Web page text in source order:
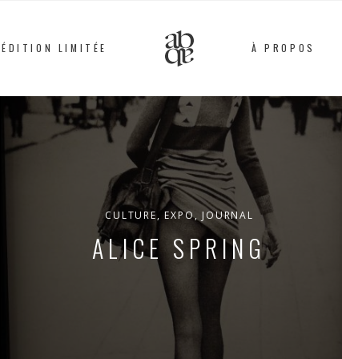
ALIX
B.
D'ANTHENAY
ÉDITION LIMITÉE À PROPOS
CULTURE,EXPO, JOURNAL
ALICE SPRING